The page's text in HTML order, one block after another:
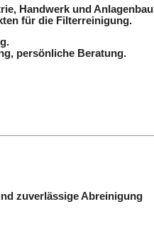
Handwerk und Anlagenbau
für die Filterreinigung.
persönliche Beratung.
zuverlässige Abreinigung